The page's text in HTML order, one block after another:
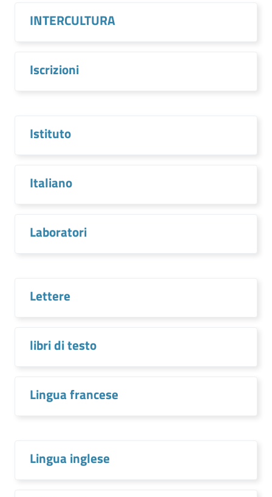
INTERCULTURA
Iscrizioni
Istituto
Italiano
Laboratori
Lettere
libri di testo
Lingua francese
Lingua inglese